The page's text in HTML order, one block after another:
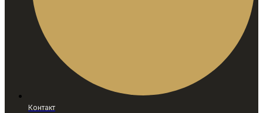
Контакт